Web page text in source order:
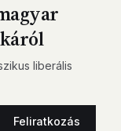
liberális
Feliratkozás